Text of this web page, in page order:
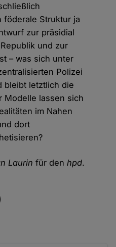
föderale Struktur ja
zur präsidial
und zur
– was sich unter
Polizei
bleibt letztlich die
Modelle lassen sich
im Nahen
dort
Laurin für denhpd.